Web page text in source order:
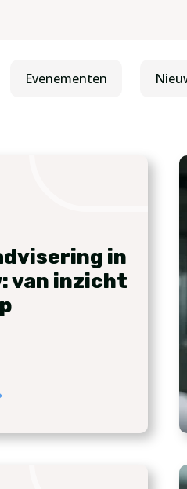
Evenementen
in
van inzicht